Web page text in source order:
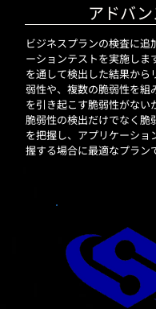
アドバン
ビジネスプランの検査に追
ーションテストを実施しま
を通して検出した結果から
弱性や、複数の脆弱性を組
を引き起こす脆弱性がない
脆弱性の検出だけでなく脆
を把握し、アプリケーショ
握する場合に最適なプラン